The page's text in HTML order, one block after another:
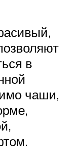
в
чаши,